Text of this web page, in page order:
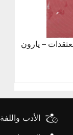
– يارون
الأدب واللفة